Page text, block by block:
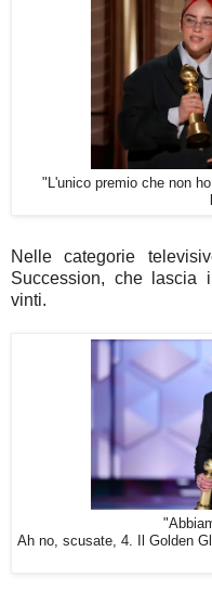
"L'unico premio che non
Nelle categorie
Succession, che lascia
vinti.
Ah no, scusate, 4. Il Golden